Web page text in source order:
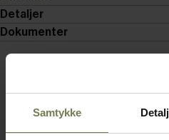
Samtykke
Detaljer
Dokumenter